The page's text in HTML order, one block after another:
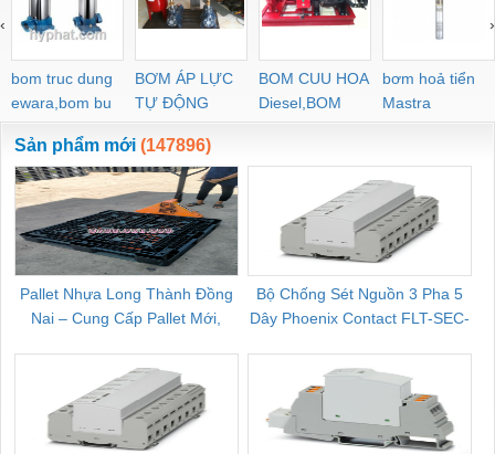
bom truc dung
ewara,bom bu
ewara
BƠM ÁP LỰC
TỰ ĐỘNG
BOM CUU HOA
Diesel,BOM
CHUA CHAY
bơm hoả tiển
Mastra
‹ ›
Sản phẩm mới (147896)
Pallet Nhựa Long Thành Đồng
Nai – Cung Cấp Pallet Mới,
Bộ Chống Sét Nguồn 3 Pha 5
Dây Phoenix Contact FLT-SEC-